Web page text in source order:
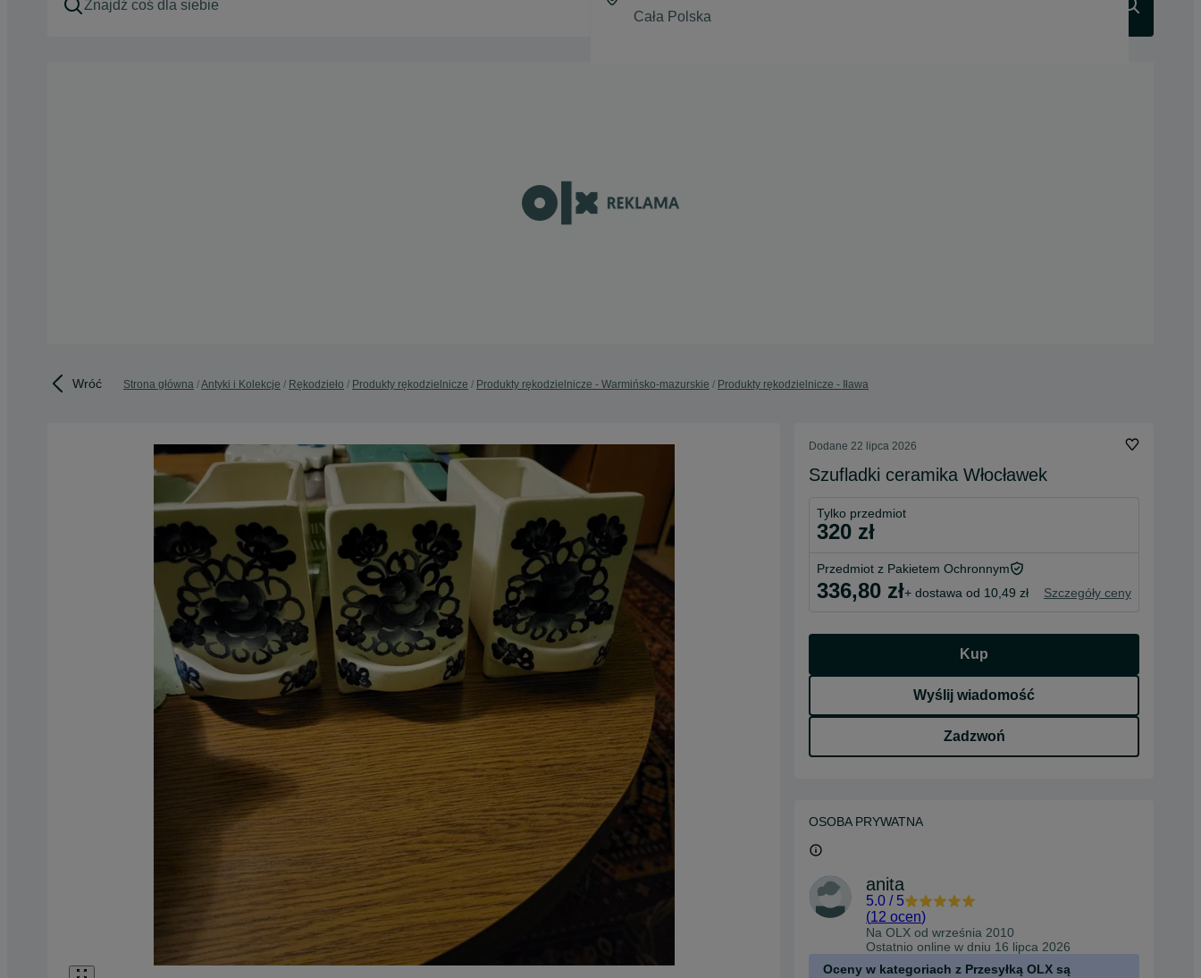
Wróć Strona główna Antyki i Kolekcje Rękodzieło Produkty rękodzielnicze Produkty rękodzielnicze - Warmińsko-mazurskie Produkty rękodzielnicze - Iława
Dodane 22 lipca 2026
Szufladki ceramika Włocławek
Tylko przedmiot
320 zł
Przedmiot z Pakietem Ochronnym
336,80 zł+ dostawa od 10,49 zł Szczegóły ceny
Kup
Wyślij wiadomość
Zadzwoń
OSOBA PRYWATNA
anita
5.0 / 5
(12 ocen)
Na OLX od września 2010
Ostatnio online w dniu 16 lipca 2026
Oceny w kategoriach z Przesyłką OLX są